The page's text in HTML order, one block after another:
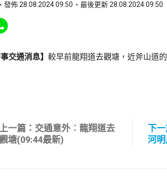
發佈 28.08.2024 09:50 最後更新 28.08.2024 09:50
to WhatsApp
交通消息】 較早前龍翔道去觀塘，近斧山道
上一篇：交通意外︰龍翔道去
塘(09:44最新)
下
河